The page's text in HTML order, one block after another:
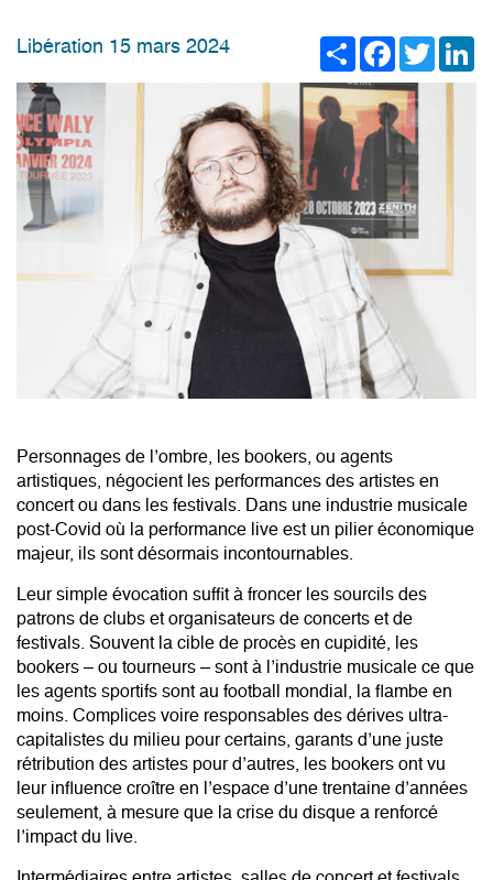
ShareFacebook
Twitter
Libération 15 mars 2024
Personnages de l’ombre, les bookers, ou agents
artistiques, négocient les performances des artistes en
concert ou dans les festivals. Dans une industrie musicale
post-Covid où la performance live est un pilier économique
majeur, ils sont désormais incontournables.
Leur simple évocation suffit à froncer les sourcils des
patrons de clubs et organisateurs de concerts et de
festivals. Souvent la cible de procès en cupidité, les
bookers – ou tourneurs – sont à l’industrie musicale ce que
les agents sportifs sont au football mondial, la flambe en
moins. Complices voire responsables des dérives ultra-
capitalistes du milieu pour certains, garants d’une juste
rétribution des artistes pour d’autres, les bookers ont vu
leur influence croître en l’espace d’une trentaine d’années
seulement, à mesure que la crise du disque a renforcé
l’impact du live.